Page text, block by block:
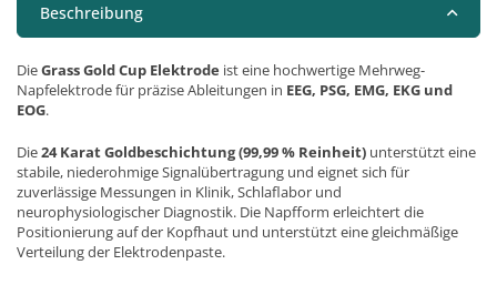
Beschreibung
DieGrass Gold Cup Elektrode ist eine hochwertige Mehrweg-
Napfelektrode für präzise Ableitungen in EEG, PSG, EMG, EKG und
EOG.
Die24 Karat Goldbeschichtung (99,99 % Reinheit) unterstützt eine
stabile, niederohmige Signalübertragung und eignet sich für
zuverlässige Messungen in Klinik, Schlaflabor und
neurophysiologischer Diagnostik. Die Napfform erleichtert die
Positionierung auf der Kopfhaut und unterstützt eine gleichmäßige
Verteilung der Elektrodenpaste.